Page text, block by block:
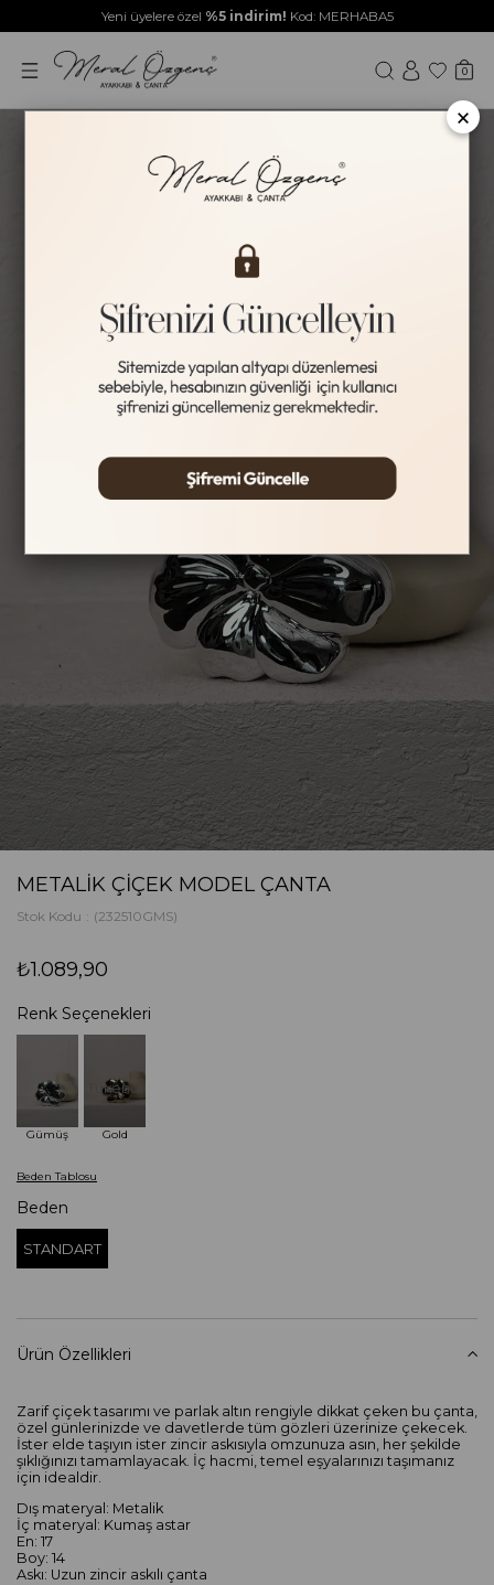
Yeni üyelere özel %5 indirim! Kod: MERHABA5
0
METALIK ÇIÇEK MODEL ÇANTA
Stok Kodu (232510GMS)
₺1.089,90
Renk Seçenekleri
Gümüş
Tükendi
Gold
Beden Tablosu
Beden
STANDART
Ürün Özellikleri
Zarif çiçek tasarımı ve parlak altın rengiyle dikkat çeken bu çanta,
özel günlerinizde ve davetlerde tüm gözleri üzerinize çekecek.
İster elde taşıyın ister zincir askısıyla omzunuza asın, her şekilde
şıklığınızı tamamlayacak. İç hacmi, temel eşyalarınızı taşımanız
için idealdir.
Dış materyal: Metalik
İç materyal: Kumaş astar
En: 17
Boy: 14
Askı: Uzun zincir askılı çanta
×